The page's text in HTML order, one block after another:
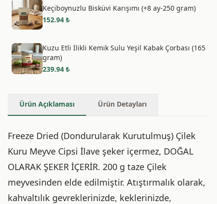
Keçiboynuzlu Bisküvi Karışımı (+8 ay-250 gram)
152.94 ₺
Kuzu Etli İlikli Kemik Sulu Yeşil Kabak Çorbası (165
gram)
239.94 ₺
Ürün Açıklaması Ürün Detayları
Freeze Dried (Dondurularak Kurutulmuş) Çilek
Kuru Meyve Cipsi İlave şeker içermez, DOĞAL
OLARAK ŞEKER İÇERİR. 200 g taze Çilek
meyvesinden elde edilmiştir. Atıştırmalık olarak,
kahvaltılık gevreklerinizde, keklerinizde,